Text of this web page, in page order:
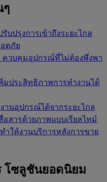
ๆ
รับปรุงการเข้าถึงระยะไกล
ดภัย
ควบคุมอุปกรณ์ที่ไม่ต้องพึ่งพา
มประสิทธิภาพการทำงานได้
งานอุปกรณ์ได้จากระยะไกล
อสารด้วยภาพแบบเรียลไทม์
ทำให้งานบริการหลังการขาย
โซลูชันยอดนิยม